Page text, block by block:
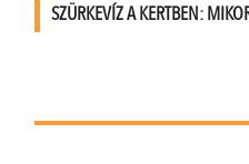
SZÜRKEVÍZ A KERTBEN: